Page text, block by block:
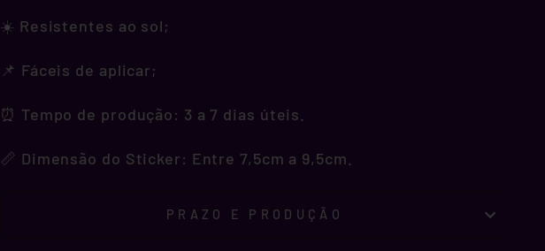
☀️ Resistentes ao sol;
📌 Fáceis de aplicar;
⏰ Tempo de produção: 3 a 7 dias úteis.
📏 Dimensão do Sticker: Entre 7,5cm a 9,5cm.
PRAZO E PRODUÇÃO